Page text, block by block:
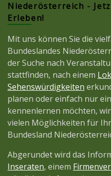
Niederösterreich -
Erleben!
Mit uns können Sie die
Bundeslandes
der Suche nach
stattfinden, nach einem
Sehenswürdigkeiten
planen oder einfach nur
kennenlernen möchten,
vielen Möglichkeiten für
Bundesland
Abgerundet wird das
Inseraten, einem